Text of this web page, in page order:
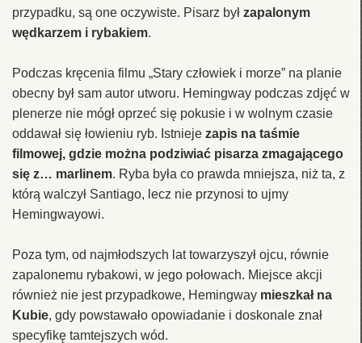
przypadku, są one oczywiste. Pisarz był zapalonym
wędkarzem i rybakiem.
Podczas kręcenia filmu „Stary człowiek i morze” na planie
obecny był sam autor utworu. Hemingway podczas zdjęć w
plenerze nie mógł oprzeć się pokusie i w wolnym czasie
oddawał się łowieniu ryb. Istnieje zapis na taśmie
filmowej, gdzie można podziwiać pisarza zmagającego
się z… marlinem. Ryba była co prawda mniejsza, niż ta, z
którą walczył Santiago, lecz nie przynosi to ujmy
Hemingwayowi.
Poza tym, od najmłodszych lat towarzyszył ojcu, równie
zapalonemu rybakowi, w jego połowach. Miejsce akcji
również nie jest przypadkowe, Hemingway mieszkał na
Kubie, gdy powstawało opowiadanie i doskonale znał
specyfikę tamtejszych wód.